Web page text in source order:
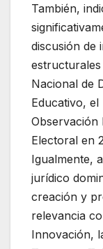
También,
discusión de
Nacional de
Educativo,
Observación
Electoral en
Igualmente,
jurídico
creación y
relevancia
Innovación,